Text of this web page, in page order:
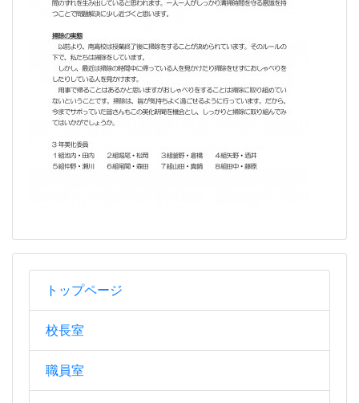
トップページ
校長室
職員室